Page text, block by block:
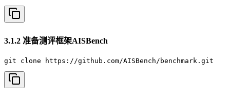
3.1.2 准备测评框架AISBench
git clone https://github.com/AISBench/benchmark.git